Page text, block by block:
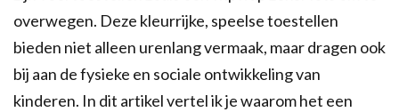
overwegen. Deze kleurrijke, speelse toestellen
bieden niet alleen urenlang vermaak, maar dragen ook
bij aan de fysieke en sociale ontwikkeling van
kinderen. In dit artikel vertel ik je waarom het een